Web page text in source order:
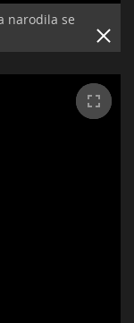
narodila se